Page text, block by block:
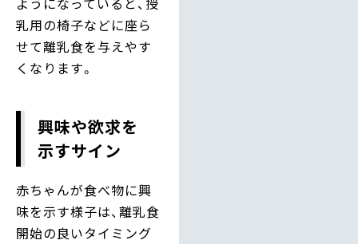
乳用の椅子などに座ら
せて離乳食を与えやす
くなります。
興味や欲求を
示すサイン
赤ちゃんが食べ物に興
味を示す様子は、離乳食
開始の良いタイミング